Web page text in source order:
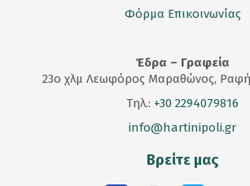
Φόρμα Επικοινωνίας
Έδρα – Γραφεία
23ο χλμ Λεωφόρος Μαραθώνος,
Τηλ.: +30 2294079816
info@hartinipoli.gr
Βρείτε μας